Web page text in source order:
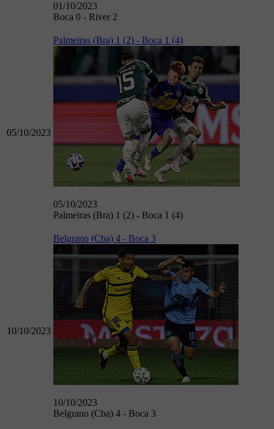
01/10/2023
Boca 0 - River 2
05/10/2023
Palmeiras (Bra) 1 (2) - Boca 1 (4)
05/10/2023
Palmeiras (Bra) 1 (2) - Boca 1 (4)
10/10/2023
Belgrano (Cba) 4 - Boca 3
10/10/2023
Belgrano (Cba) 4 - Boca 3